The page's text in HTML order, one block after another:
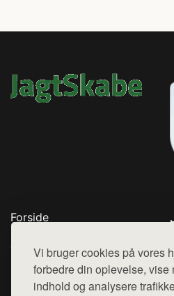
Vi bruger cookies på vores
forbedre din oplevelse, vise
indhold og analysere
Forside
Top Rabatter
Blog
Kontakt